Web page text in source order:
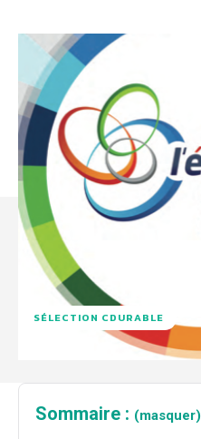
SÉLECTION CDURABLE
Sommaire : (masquer)